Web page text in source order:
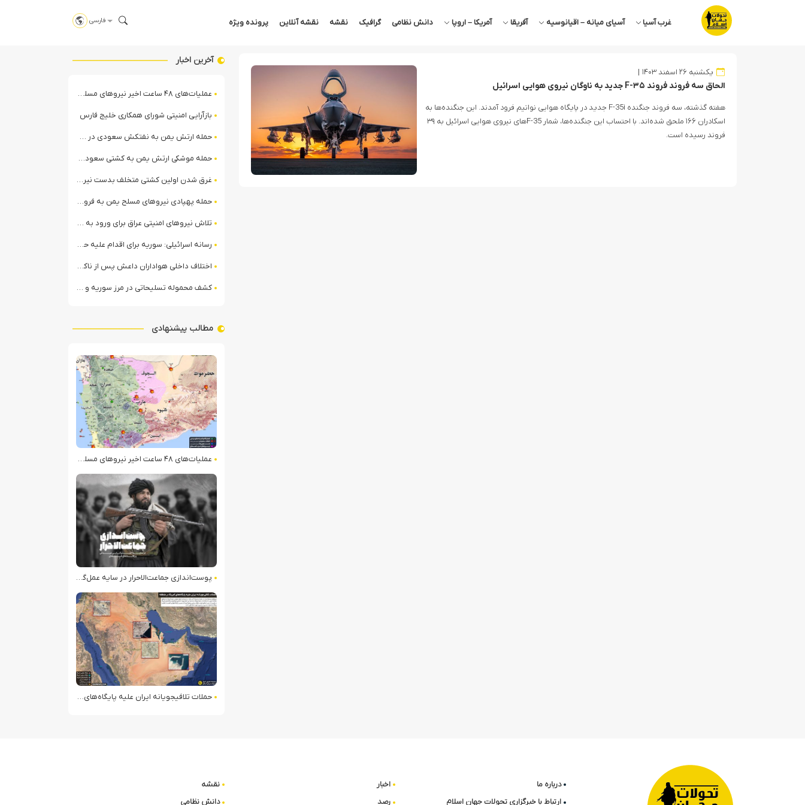
غرب آسیا آسیای میانه – اقیانوسیه آفریقا آمریکا – اروپا دانش نظامی گرافیک نقشه نقشه آنلاین پرونده ویژه فارسی
یکشنبه ۲۶ اسفند ۱۴۰۳
الحاق سه فروند فروند F-۳۵ جدید به ناوگان نیروی هوایی اسرائیل
هفته گذشته، سه فروند جنگنده F-35i جدید در پایگاه هوایی نواتیم فرود آمدند. این جنگنده‌ها به
اسکادران ۱۶۶ ملحق شده‌اند. با احتساب این جنگنده‌ها، شمار F-35های نیروی هوایی اسرائیل به ۳۹
فروند رسیده است.
آخرین اخبار
عملیات‌های ۴۸ ساعت اخیر نیروهای مسلح یمن علیه ائتلاف سعودی + ویدیو
بازآرایی امنیتی شورای همکاری خلیج فارس
حمله ارتش یمن به نفتکش سعودی در خلیج عدن
حمله موشکی ارتش یمن به کشتی سعودی در شمال دریای سرخ
غرق شدن اولین کشتی متخلف بدست نیروی دریایی ارتش یمن
حمله پهپادی نیروهای مسلح یمن به فرودگاه نجران
تلاش نیروهای امنیتی عراق برای ورود به مقر مقاومت در حومه بغداد
رسانه اسرائیلی: سوریه برای اقدام علیه حزب‌الله در لبنان آماده می‌شود!
اختلاف داخلی هواداران داعش پس از ناکامی عملیات انغماسی داعش در رقه
کشف محموله تسلیحاتی در مرز سوریه و عراق توسط نیروهای الجولانی
مطالب پیشنهادی
عملیات‌های ۴۸ ساعت اخیر نیروهای مسلح یمن علیه ائتلاف سعودی + ویدیو
پوست‌اندازی جماعت‌الاحرار در سایه عمل‌گرایی میدانی
حملات تلافی‎جویانه ایران علیه پایگاه‌های آمریکا در منطقه
درباره ما
ارتباط با خبرگزاری تحولات جهان اسلام
اخبار
رصد
نقشه
دانش نظامی